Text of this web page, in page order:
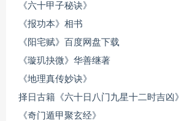
《六十甲子秘诀》
《报功本》相书
《阳宅赋》百度网盘下载
《璇玑抉微》华善继著
《地理真传妙诀》
择日古籍《六十日八门九星十二时吉凶》
《奇门遁甲聚玄经》